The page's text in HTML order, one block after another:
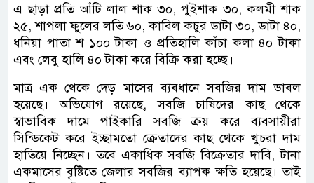
এ ছাড়া প্রতি আঁটি লাল শাক ৩০, পুইশাক ৩০, কলমী শাক
২৫, শাপলা ফুলের লতি ৬০, কাবিল কচুর ডাটা ৩০, ডাটা ৪০,
ধনিয়া পাতা শ ১০০ টাকা ও প্রতিহালি কাঁচা কলা ৪০ টাকা
এবং লেবু হালি ৪০ টাকা করে বিক্রি করা হচ্ছে।
মাত্র এক থেকে দেড় মাসের ব্যবধানে সবজির দাম ডাবল
হয়েছে। অভিযোগ রয়েছে, সবজি চাষিদের কাছ থেকে
স্বাভাবিক দামে পাইকারি সবজি ক্রয় করে ব্যবসায়ীরা
সিন্ডিকেট করে ইচ্ছামতো ক্রেতাদের কাছ থেকে খুচরা দাম
হাতিয়ে নিচ্ছেন। তবে একাধিক সবজি বিক্রেতার দাবি, টানা
একমাসের বৃষ্টিতে জেলার সবজির ব্যাপক ক্ষতি হয়েছে। তাই